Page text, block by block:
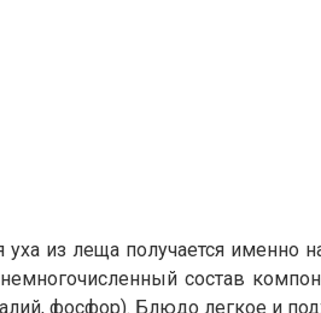
из леща получается
состав
фосфор). Блюдо легкое и